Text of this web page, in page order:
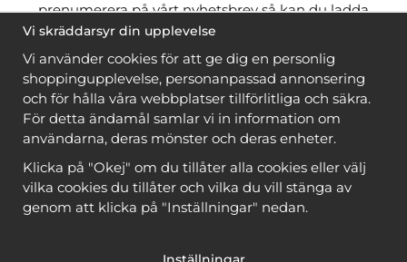
prenumerera på vårt nyhetsbrev så kan du ladda
ner många mönstergratisoch få många
när du handlar garn till mönstret. Du ser vilka som
är
gratis när du är inloggad
Bli medlem
Copyright © 2026, Marks & Kattens AB
Vi skräddarsyr din upplevelse
Vi använder cookies för att ge dig en personlig
shoppingupplevelse, personanpassad annonsering
och för hålla våra webbplatser tillförlitliga och säkra.
För detta ändamål samlar vi in information om
användarna, deras mönster och deras enheter.
Klicka på "Okej" om du tillåter alla cookies eller välj
vilka cookies du tillåter och vilka du vill stänga av
genom att klicka på "Inställningar" nedan.